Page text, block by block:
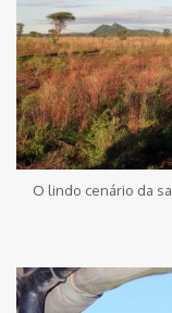
O lindo cenário da